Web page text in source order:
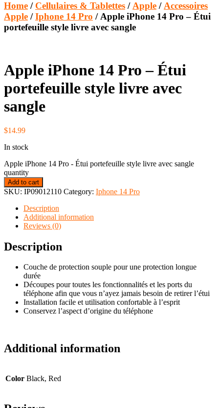
Home / Cellulaires & Tablettes / Apple / Accessoires
Apple /Iphone 14 Pro / Apple iPhone 14 Pro – Étui
portefeuille style livre avec sangle
Apple iPhone 14 Pro – Étui
portefeuille style livre avec
sangle
$14.99
In stock
Apple iPhone 14 Pro - Étui portefeuille style livre avec sangle
quantity
Add to cart
SKU: IP09012110 Category: Iphone 14 Pro
Description
Additional information
Reviews (0)
Description
Couche de protection souple pour une protection longue
durée
Découpes pour toutes les fonctionnalités et les ports du
téléphone afin que vous n’ayez jamais besoin de retirer l’étui
Installation facile et utilisation confortable à l’esprit
Conservez l’aspect d’origine du téléphone
Additional information
Color Black, Red